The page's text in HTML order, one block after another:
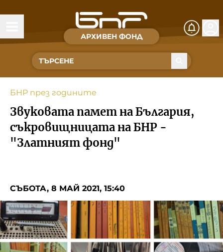
АРХИВЕН ФОНД
Времена и хора
Култура
Музика
Спорт
За Нас
БНР
БНР Новини
Детското.БНР
БНР през годините
Звуковата памет на България,
съкровищницата на БНР -
"Златният фонд"
СЪБОТА, 8 МАЙ 2021, 15:40